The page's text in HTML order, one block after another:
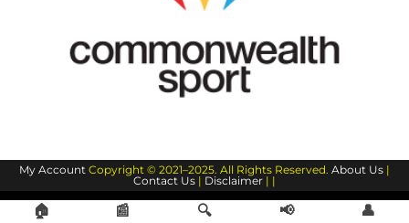
My Account Copyright © 2021–2025. All Rights Reserved. About Us |
Contact Us | Disclaimer | |
🏠 📰 🔍 📢 👤